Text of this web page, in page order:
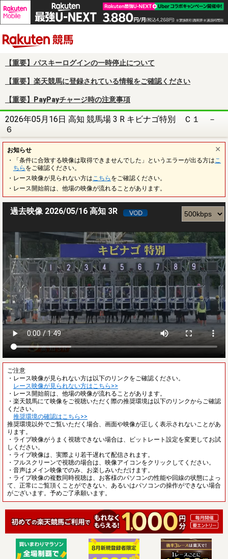
【重要】パスキーログインの一時停止について
【重要】楽天競馬に登録されている情報をご確認ください
【重要】PayPayチャージ時の注意事項
2026年05月16日 高知 競馬場 3 R キビナゴ特別 Ｃ１ －
６
お知らせ
・「条件に合致する映像は取得できませんでした」というエラーが出る方は こ
ちら をご確認ください。
・レース映像が見られない方は こちら をご確認ください。
・レース開始前は、他場の映像が流れることがあります。
過去映像 2026/05/16 高知 3R
ご注意
・レース映像が見られない方は以下のリンクをご確認ください。
レース映像が見られない方はこちら>>
・レース開始前は、他場の映像が流れることがあります。
・楽天競馬にて映像をご視聴いただく際の推奨環境は以下のリンクからご確認
ください。
推奨環境の確認はこちら>>
推奨環境以外でご覧いただく場合、画面や映像が正しく表示されないことがあ
ります。
・ライブ映像がうまく視聴できない場合は、ビットレート設定を変更してお試
しください。
・ライブ映像は、実際より若干遅れて配信されます。
・フルスクリーンで視聴の場合は、映像アイコンをクリックしてください。
・音声はメイン映像でのみ、お楽しみいただけます。
・ライブ映像の複数同時視聴は、お客様のパソコンの性能や回線の状態によっ
て、正常にご覧頂くことができない、あるいはパソコンの操作ができない場合
がございます。予めご了承願います。